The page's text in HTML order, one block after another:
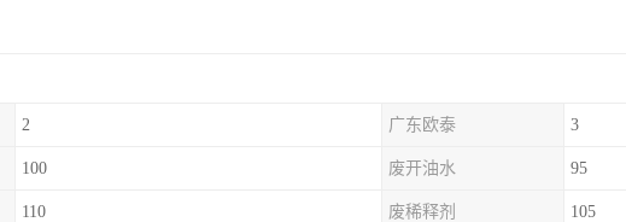
2 广东欧泰 3
100 废开油水 95
110 废稀释剂 105